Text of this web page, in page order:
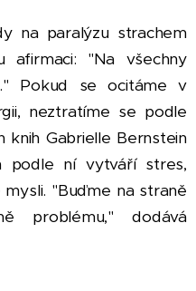
na paralýzu strachem
afirmaci: "Na všechny
Pokud se ocitáme v
neztratíme se podle
knih Gabrielle Bernstein
podle ní vytváří stres,
"Buďme na straně
problému," dodává